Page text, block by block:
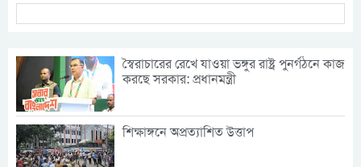
স্বৈরাচারের রেখে যাওয়া ভঙ্গুর রাষ্ট্র পুনর্গঠনে কাজ
করছে সরকার: প্রধানমন্ত্রী
শিক্ষাঙ্গনে অপ্রত্যাশিত উত্তাপ